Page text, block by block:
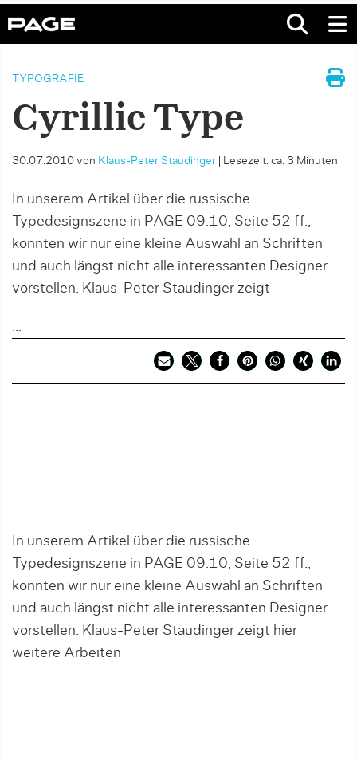
TYPOGRAFIE
Cyrillic Type
30.07.2010 von Klaus-Peter Staudinger Lesezeit: ca. 3 Minuten
In unserem Artikel über die russische
Typedesignszene in PAGE 09.10, Seite 52 ff.,
konnten wir nur eine kleine Auswahl an Schriften
und auch längst nicht alle interessanten Designer
vorstellen. Klaus-Peter Staudinger zeigt
...
In unserem Artikel über die russische
Typedesignszene in PAGE 09.10, Seite 52 ff.,
konnten wir nur eine kleine Auswahl an Schriften
und auch längst nicht alle interessanten Designer
vorstellen. Klaus-Peter Staudinger zeigt hier
weitere Arbeiten